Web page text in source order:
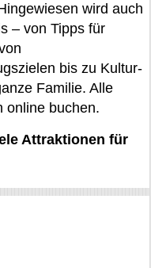
wird auch
– von Tipps für
bis zu Kultur-
Familie. Alle
online buchen.
Attraktionen für